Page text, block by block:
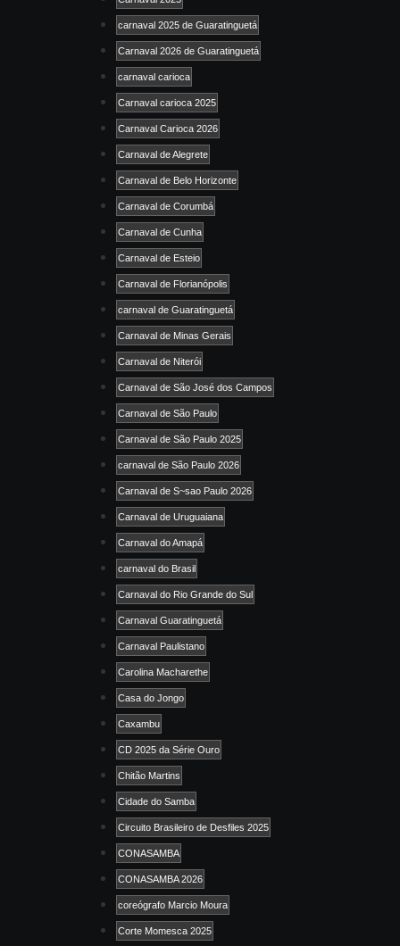
carnaval 2025 de Guaratinguetá
Carnaval 2026 de Guaratinguetá
carnaval carioca
Carnaval carioca 2025
Carnaval Carioca 2026
Carnaval de Alegrete
Carnaval de Belo Horizonte
Carnaval de Corumbá
Carnaval de Cunha
Carnaval de Esteio
Carnaval de Florianópolis
carnaval de Guaratinguetá
Carnaval de Minas Gerais
Carnaval de Niterói
Carnaval de São José dos Campos
Carnaval de São Paulo
Carnaval de São Paulo 2025
carnaval de São Paulo 2026
Carnaval de S~sao Paulo 2026
Carnaval de Uruguaiana
Carnaval do Amapá
carnaval do Brasil
Carnaval do Rio Grande do Sul
Carnaval Guaratinguetá
Carnaval Paulistano
Carolina Macharethe
Casa do Jongo
Caxambu
CD 2025 da Série Ouro
Chitão Martins
Cidade do Samba
Circuito Brasileiro de Desfiles 2025
CONASAMBA
CONASAMBA 2026
coreógrafo Marcio Moura
Corte Momesca 2025